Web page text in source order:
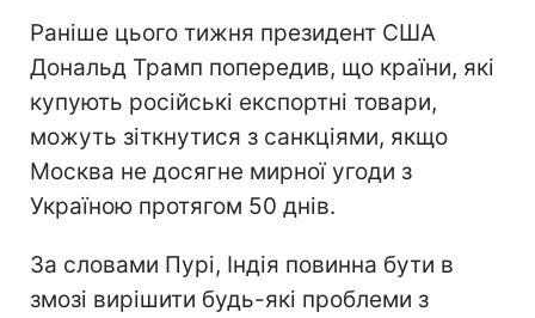
Раніше цього тижня президент США
Дональд Трамп попередив, що країни, які
купують російські експортні товари,
можуть зіткнутися з санкціями, якщо
Москва не досягне мирної угоди з
Україною протягом 50 днів.
За словами Пурі, Індія повинна бути в
змозі вирішити будь-які проблеми з